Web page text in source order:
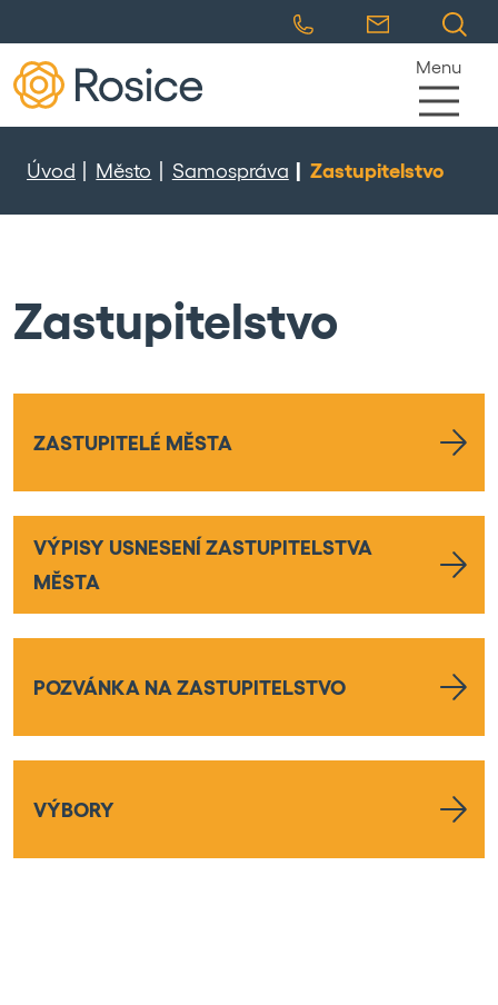
Menu
Úvod Město Samospráva Zastupitelstvo
Zastupitelstvo
ZASTUPITELÉ MĚSTA
VÝPISY USNESENÍ ZASTUPITELSTVA
MĚSTA
POZVÁNKA NA ZASTUPITELSTVO
VÝBORY